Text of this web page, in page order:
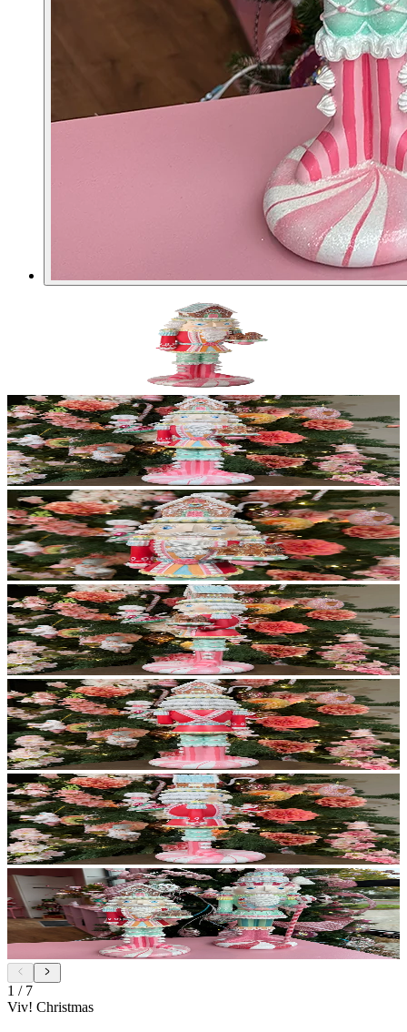
1 / 7
Viv! Christmas